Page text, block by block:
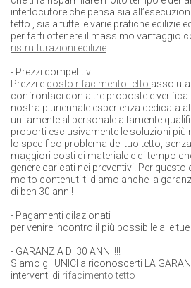
interlocutore che pensa sia
tetto
, sia a tutte le varie pratiche edilizie
per farti ottenere il massimo vantaggio
ristrutturazioni edilizie
- Prezzi competitivi
Prezzi e costo rifacimento tetto
confrontaci con altre proposte e verifica
nostra pluriennale esperienza dedicata
unitamente al personale altamente
proporti esclusivamente le soluzioni più
lo specifico problema del tuo tetto,
maggiori costi di materiale e di tempo
genere caricati nei preventivi. Per questo
molto contenuti ti diamo anche la
di ben 30 anni!
- Pagamenti dilazionati
per venire incontro il più possibile alle
- GARANZIA DI 30 ANNI !!!
Siamo gli UNICI a riconoscerti LA
interventi di rifacimento tetto